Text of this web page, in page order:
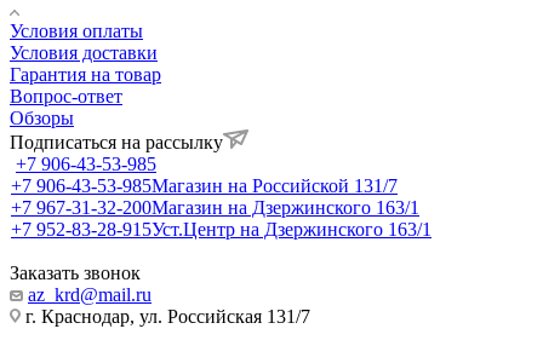
Условия оплаты
Условия доставки
Гарантия на товар
Вопрос-ответ
Обзоры
Подписаться на рассылку
+7 906-43-53-985
+7 906-43-53-985Магазин на Российской 131/7
+7 967-31-32-200Магазин на Дзержинского 163/1
+7 952-83-28-915Уст.Центр на Дзержинского 163/1
Заказать звонок
az_krd@mail.ru
г. Краснодар, ул. Российская 131/7